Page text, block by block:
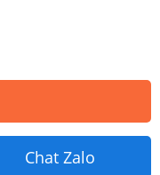
Chat Zalo